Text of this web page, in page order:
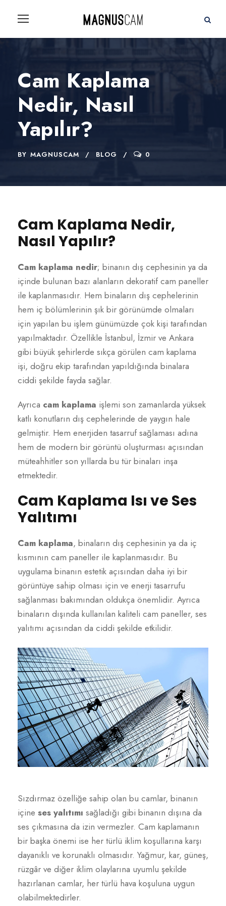
Cam Kaplama
Nedir, Nasıl
Yapılır?
BY MAGNUSCAM BLOG 0
Cam Kaplama Nedir,
Nasıl Yapılır?
Cam kaplama nedir; binanın dış cephesinin ya da
içinde bulunan bazı alanların dekoratif cam paneller
ile kaplanmasıdır. Hem binaların dış cephelerinin
hem iç bölümlerinin şık bir görünümde olmaları
için yapılan bu işlem günümüzde çok kişi tarafından
yapılmaktadır. Özellikle İstanbul, İzmir ve Ankara
gibi büyük şehirlerde sıkça görülen cam kaplama
işi, doğru ekip tarafından yapıldığında binalara
ciddi şekilde fayda sağlar.
Ayrıca cam kaplama işlemi son zamanlarda yüksek
katlı konutların dış cephelerinde de yaygın hale
gelmiştir. Hem enerjiden tasarruf sağlaması adına
hem de modern bir görüntü oluşturması açısından
müteahhitler son yıllarda bu tür binaları inşa
etmektedir.
Cam Kaplama Isı ve Ses
Yalıtımı
Cam kaplama, binaların dış cephesinin ya da iç
kısmının cam paneller ile kaplanmasıdır. Bu
uygulama binanın estetik açısından daha iyi bir
görüntüye sahip olması için ve enerji tasarrufu
sağlanması bakımından oldukça önemlidir. Ayrıca
binaların dışında kullanılan kaliteli cam paneller, ses
yalıtımı açısından da ciddi şekilde etkilidir.
Sızdırmaz özelliğe sahip olan bu camlar, binanın
içine ses yalıtımı sağladığı gibi binanın dışına da
ses çıkmasına da izin vermezler. Cam kaplamanın
bir başka önemi ise her türlü iklim koşullarına karşı
dayanıklı ve korunaklı olmasıdır. Yağmur, kar, güneş,
rüzgâr ve diğer iklim olaylarına uyumlu şekilde
hazırlanan camlar, her türlü hava koşuluna uygun
olabilmektedirler.